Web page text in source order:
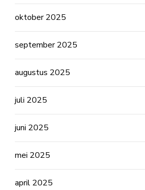
oktober 2025
september 2025
augustus 2025
juli 2025
juni 2025
mei 2025
april 2025